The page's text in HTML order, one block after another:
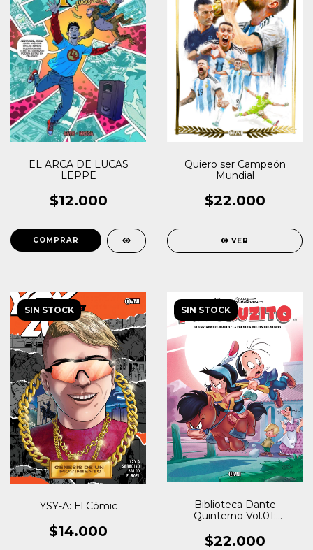
EL ARCA DE LUCAS
LEPPE
$12.000
Quiero ser Campeón
Mundial
$22.000
VER
SIN STOCK
YSY-A: El Cómic
$14.000
SIN STOCK
Biblioteca Dante
Quinterno Vol.01:
$22.000